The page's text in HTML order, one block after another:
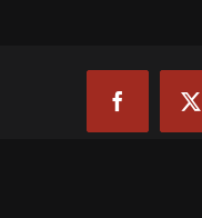
FacebookX